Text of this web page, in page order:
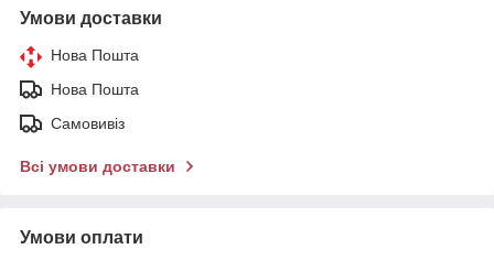
Умови доставки
Нова Пошта
Нова Пошта
Самовивіз
Всі умови доставки
Умови оплати